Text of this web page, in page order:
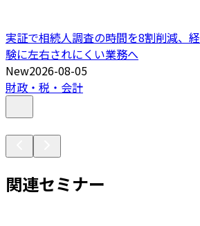
実証で相続人調査の時間を8割削減、経
験に左右されにくい業務へ
New2026-08-05
財政・税・会計
関連セミナー